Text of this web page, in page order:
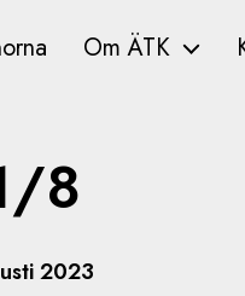
Om ÄTK
8
2023